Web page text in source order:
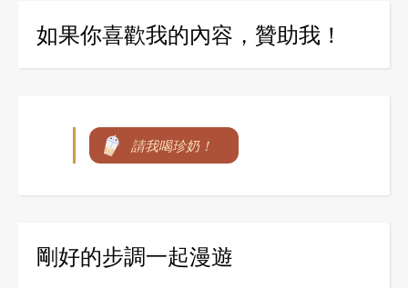
如果你喜歡我的內容，贊助我！
請我喝珍奶！
剛好的步調一起漫遊